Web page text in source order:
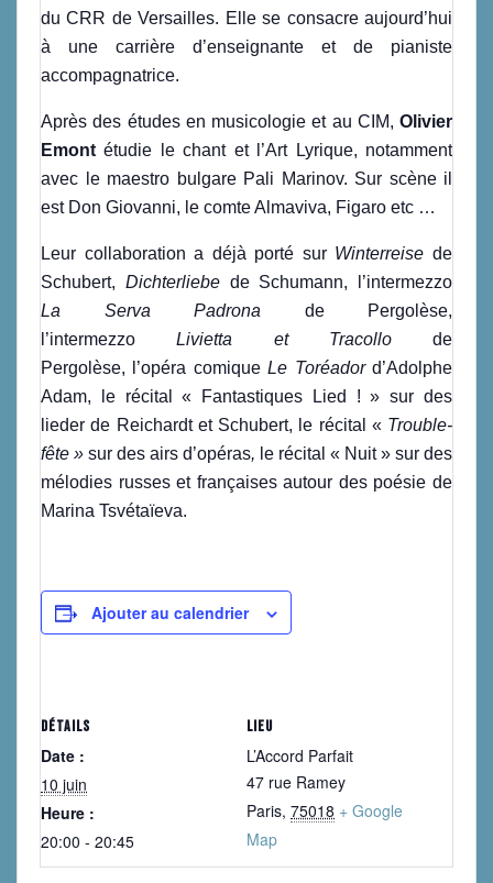
du CRR de Versailles. Elle se consacre aujourd’hui
à une carrière d’enseignante et de pianiste
accompagnatrice.
Après des études en musicologie et au CIM, Olivier
Emont étudie le chant et l’Art Lyrique, notamment
avec le maestro bulgare Pali Marinov. Sur scène il
est Don Giovanni, le comte Almaviva, Figaro etc …
Leur collaboration a déjà porté sur Winterreisede
Schubert, Dichterliebede Schumann, l’intermezzo
La Serva Padrona de Pergolèse,
l’intermezzoLivietta et Tracollode
Pergolèse, l’opéra comiqueLe Toréadord’Adolphe
Adam, le récital « Fantastiques Lied ! » sur des
lieder de Reichardt et Schubert, le récital « Trouble-
fête » sur des airs d’opéras, le récital « Nuit » sur des
mélodies russes et françaises autour des poésie de
Marina Tsvétaïeva.
Ajouter au calendrier
DÉTAILS
Date :
10 juin
Heure :
20:00 - 20:45
LIEU
L’Accord Parfait
47 rue Ramey
Paris, 75018 + Google
Map